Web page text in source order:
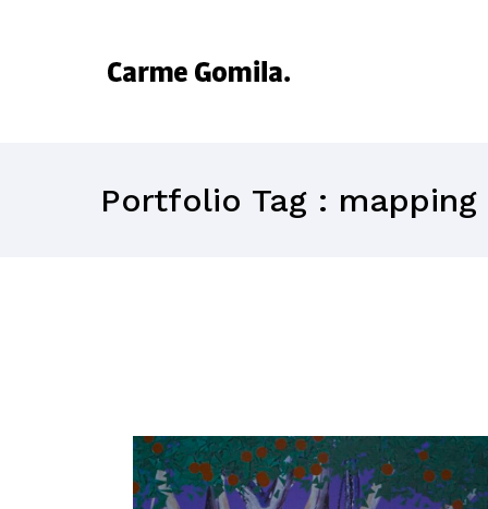
Portfolio Tag : mapping